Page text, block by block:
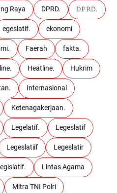
Raya DPRD. 𝙳𝙿𝚁𝙳.
egeslatif. ekonomi
Faerah fakta.
Heatline. Hukrim
Internasional
Ketenagakerjaan.
Legelatif. Legeslatif
Legeslatiif Legeslatir
Lintas Agama
Mitra TNI Polri